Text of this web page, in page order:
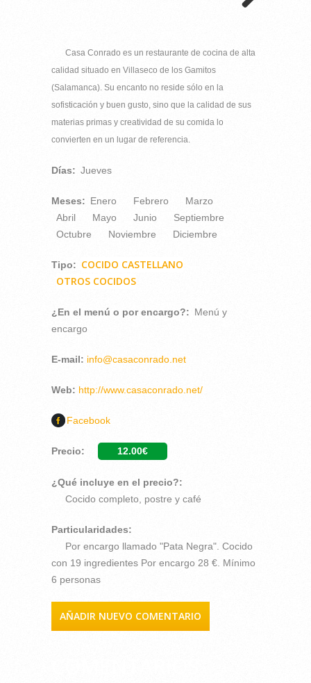
Casa Conrado es un restaurante de cocina de alta
calidad situado en Villaseco de los Gamitos
(Salamanca). Su encanto no reside sólo en la
sofisticación y buen gusto, sino que la calidad de sus
materias primas y creatividad de su comida lo
convierten en un lugar de referencia.
Días: Jueves
Meses: Enero Febrero
Marzo
Abril
Mayo Junio
Septiembre
Octubre
Noviembre Diciembre
Tipo: COCIDO CASTELLANO
OTROS COCIDOS
¿En el menú o por encargo?: Menú y
encargo
E-mail: info@casaconrado.net
Web: http://www.casaconrado.net/
Facebook
Precio: 12.00€
¿Qué incluye en el precio?:
Cocido completo, postre y café
Particularidades:
Por encargo llamado "Pata Negra". Cocido
con 19 ingredientes Por encargo 28 €. Mínimo
6 personas
AÑADIR NUEVO COMENTARIO